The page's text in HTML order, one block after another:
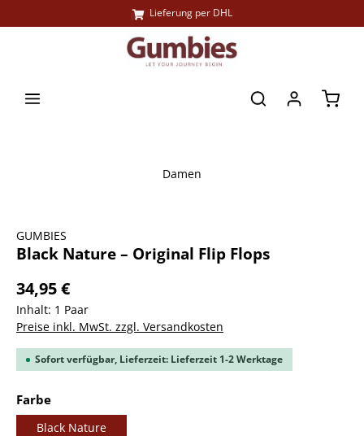
Große Farbauswahl
Lieferung per DHL
Damen
GUMBIES
Black Nature – Original Flip Flops
34,95 €
Inhalt: 1 Paar
Preise inkl. MwSt. zzgl. Versandkosten
Sofort verfügbar, Lieferzeit: Lieferzeit 1-2 Werktage
Farbeauswählen
Black Nature